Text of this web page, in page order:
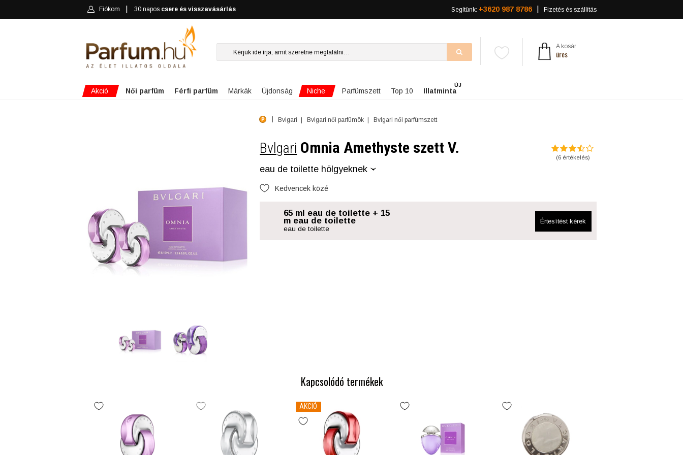
Fiókom 30 napos csere és visszavásárlás Segítünk: +3620 987 8786 Fizetés és szállítás
A kosár
üres
Akció Női parfüm Férfi parfüm Márkák Újdonság Niche Parfümszett Top 10 Illatminta
ÚJ
Bvlgari Bvlgari női parfümök Bvlgari női parfümszett
Bvlgari Omnia Amethyste szett V.
eau de toilette hölgyeknek
Kedvencek közé
(6értékelés)
65 ml eau de toilette + 15
m eau de toilette
eau de toilette
Értesítést kérek
Kapcsolódó termékek
AKCIÓ